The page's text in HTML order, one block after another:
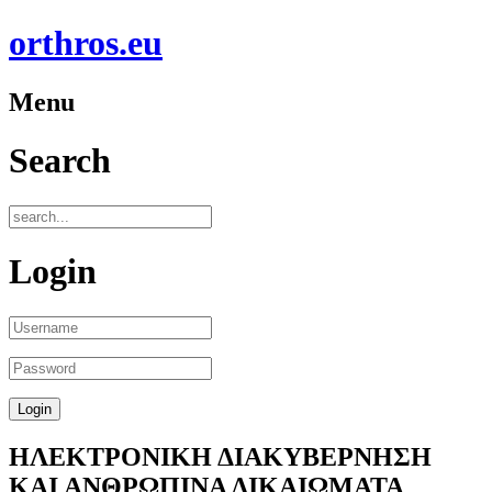
orthros.eu
Menu
Search
Login
ΗΛΕΚΤΡΟΝΙΚΗ ΔΙΑΚΥΒΕΡΝΗΣΗ
ΚΑΙ ΑΝΘΡΩΠΙΝΑ ΔΙΚΑΙΩΜΑΤΑ